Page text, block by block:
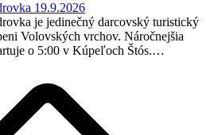
19.9.2026
je jedinečný darcovský turistický
Volovských vrchov. Náročnejšia
o 5:00 v Kúpeľoch Štós.…